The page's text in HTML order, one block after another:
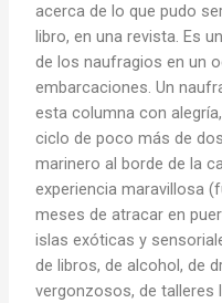
acerca de lo que pudo
libro, en una revista. Es
de los naufragios en un
embarcaciones. Un
esta columna con
ciclo de poco más de
marinero al borde de la
experiencia maravillosa
meses de atracar en
islas exóticas y
de libros, de alcohol, de
vergonzosos, de talleres